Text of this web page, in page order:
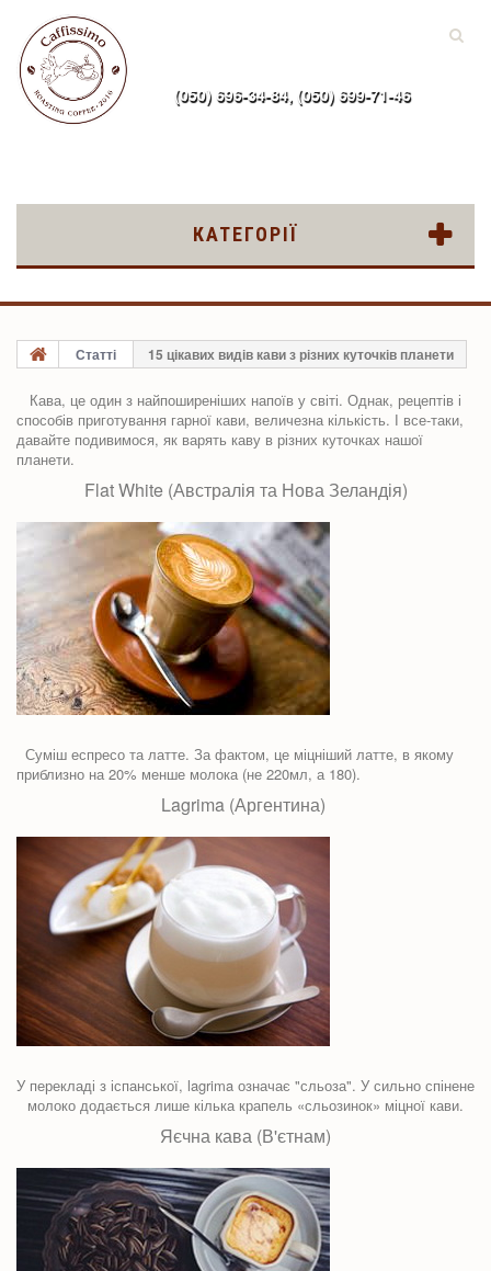
(050) 696-34-84, (050) 699-71-46
КАТЕГОРІЇ
Статті 15 цікавих видів кави з різних куточків планети
Кава, це один з найпоширеніших напоїв у світі. Однак, рецептів і
способів приготування гарної кави, величезна кількість. І все-таки,
давайте подивимося, як варять каву в різних куточках нашої
планети.
Flat White (Австралія та Нова Зеландія)
Суміш еспресо та латте. За фактом, це міцніший латте, в якому
приблизно на 20% менше молока (не 220мл, а 180).
Lagrima (Аргентина)
У перекладі з іспанської, lagrima означає "сльоза". У сильно спінене
молоко додається лише кілька крапель «сльозинок» міцної кави.
Яєчна кава (В'єтнам)